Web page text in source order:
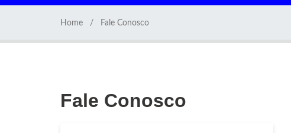
Home Fale Conosco
Fale Conosco